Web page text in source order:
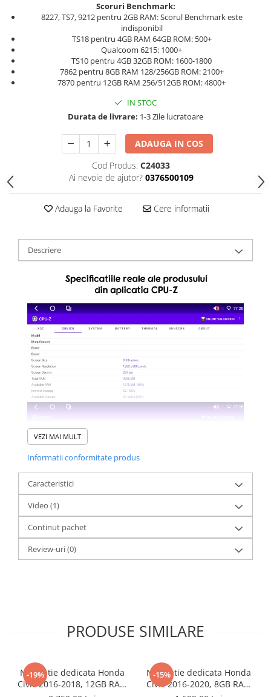
Scoruri Benchmark:
8227, TS7, 9212 pentru 2GB RAM: Scorul Benchmark este
indisponibil
TS18 pentru 4GB RAM 64GB ROM: 500+
Qualcoom 6215: 1000+
TS10 pentru 4GB 32GB ROM: 1600-1800
7862 pentru 8GB RAM 128/256GB ROM: 2100+
7870 pentru 12GB RAM 256/512GB ROM: 4800+
IN STOC
Durata de livrare: 1-3 Zile lucratoare
ADAUGA IN COS
Cod Produs: C24033
Ai nevoie de ajutor? 0376500109
Adauga la Favorite Cere informatii
Descriere
VEZI MAI MULT
Informatii conformitate produs
Caracteristici
Video (1)
Continut pachet
Review-uri(0)
PRODUSE SIMILARE
-19%
Navigatie dedicata Honda
Civic 2016-2018, 12GB RAM
-15%
Navigatie dedicata Honda
Civic 2016-2020, 8GB RAM